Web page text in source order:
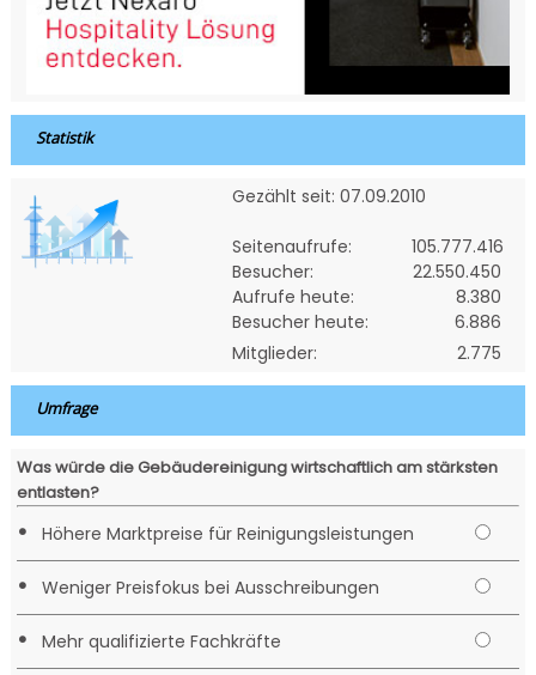
Statistik
Gezählt seit: 07.09.2010
Seitenaufrufe:
105.777.416
Besucher:
22.550.450
Aufrufe heute:
8.380
Besucher heute:
6.886
Mitglieder:
2.775
Umfrage
Was würde die Gebäudereinigung wirtschaftlich am stärksten
entlasten?
• Höhere Marktpreise für Reinigungsleistungen
• Weniger Preisfokus bei Ausschreibungen
• Mehr qualifizierte Fachkräfte